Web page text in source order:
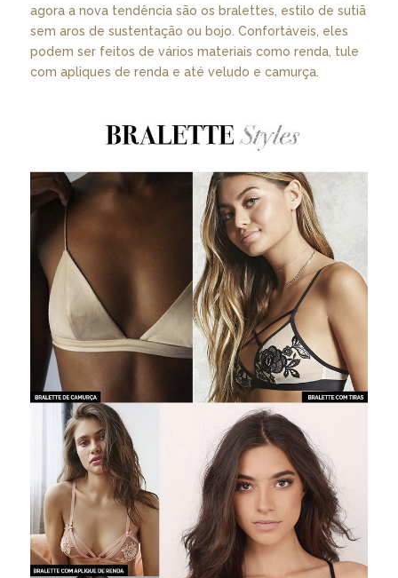
agora a nova tendência são os bralettes, estilo de sutiã
sem aros de sustentação ou bojo. Confortáveis, eles
podem ser feitos de vários materiais como renda, tule
com apliques de renda e até veludo e camurça.